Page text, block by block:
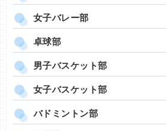
女子バレー部
卓球部
男子バスケット部
女子バスケット部
バドミントン部